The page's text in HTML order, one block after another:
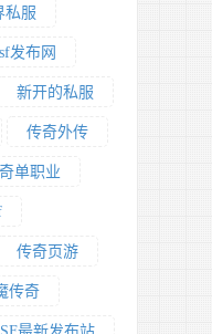
私服
发布网
新开的私服
传奇外传
单职业
传奇页游
传奇